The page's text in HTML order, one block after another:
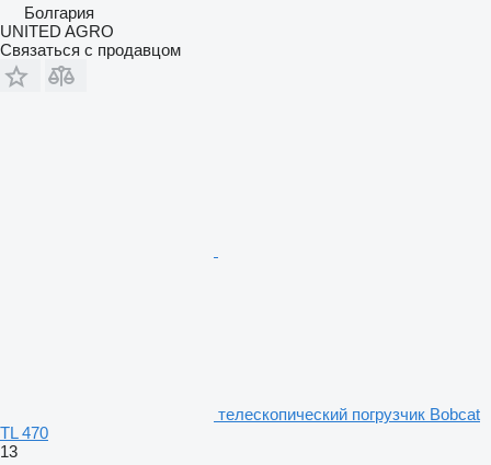
Болгария
UNITED AGRO
Связаться с продавцом
телескопический погрузчик Bobcat
TL 470
13